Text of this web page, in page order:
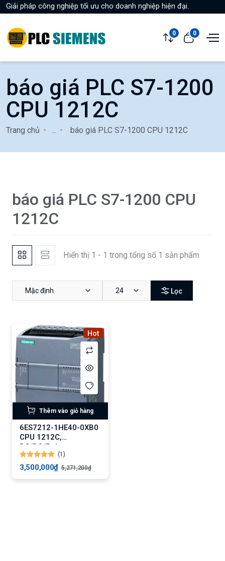
Giải pháp công nghiệp tối ưu cho doanh nghiệp hiện đại.
0 0
báo giá PLC S7-1200
CPU 1212C
Trang chủ báo giá PLC S7-1200 CPU 1212C
báo giá PLC S7-1200 CPU
1212C
Hiển thị 1 - 1 trong tổng số 1 sản phẩm
Mặc định 24 Lọc
Hot
Thêm vào giỏ hàng
6ES7212-1HE40-0XB0
CPU 1212C,
DC/DC/Relay,
8DI/6DO/2AI
(1)
3,500,000₫ 5,271,200₫